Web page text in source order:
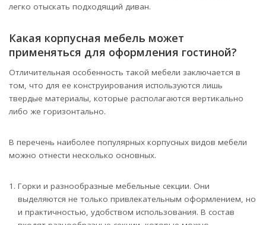
легко отыскать подходящий диван.
Какая корпусная мебель может
применяться для оформления гостиной?
Отличительная особенность такой мебели заключается в
том, что для ее конструирования используются лишь
твердые материалы, которые располагаются вертикально
либо же горизонтально.
В перечень наиболее популярных корпусных видов мебели
можно отнести несколько основных.
Горки и разнообразные мебельные секции. Они
выделяются не только привлекательным оформлением, но
и практичностью, удобством использования. В состав